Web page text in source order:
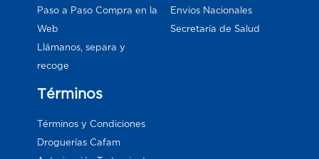
Paso a Paso Compra en la
Web
Llámanos, separa y
recoge
Envios Nacionales
Secretaría de Salud
Términos
Términos y Condiciones
Droguerías Cafam